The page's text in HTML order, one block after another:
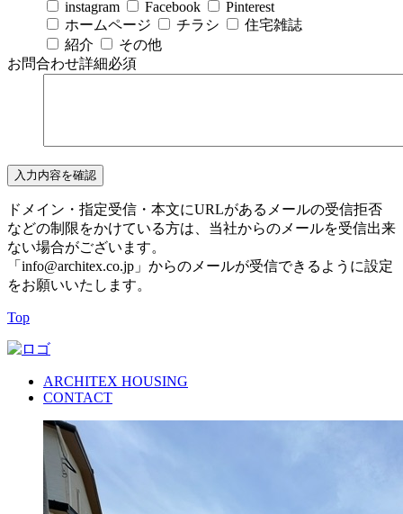
instagram
Facebook
Pinterest
ホームページ
チラシ
住宅雑誌
紹介
その他
お問合わせ詳細必須
ドメイン・指定受信・本文にURLがあるメールの受信拒否
などの制限をかけている方は、当社からのメールを受信出来
ない場合がございます。
「info@architex.co.jp」からのメールが受信できるように設定
をお願いいたします。
Top
ARCHITEX HOUSING
CONTACT